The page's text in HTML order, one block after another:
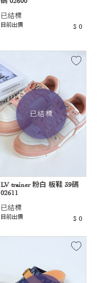
已結標
目前出價 $ 0
已結標
LV trainer 粉白 板鞋 39碼
02611
已結標
目前出價 $ 0